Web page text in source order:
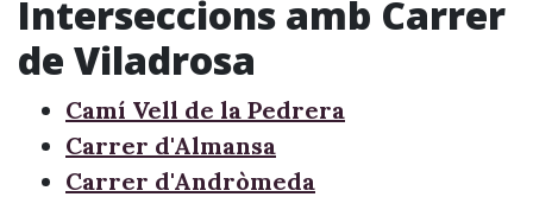
Interseccions amb Carrer
de Viladrosa
Camí Vell de la Pedrera
Carrer d'Almansa
Carrer d'Andròmeda